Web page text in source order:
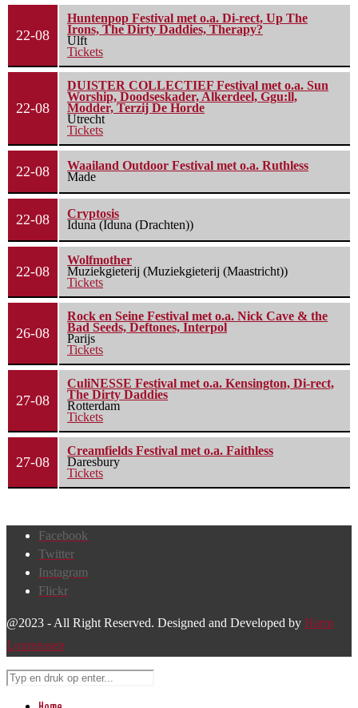
22-08
Huntenpop Festival met o.a. Di-rect, Up The
Irons, The Dirty Daddies, Therapy?
Ulft
Tickets
22-08
DUISTER COLLECTIEF Festival met o.a. Sun
Worship, Doodseskader, Alkerdeel, Ggu:ll,
Modder, Terzij De Horde
Utrecht
Tickets
22-08
Waailand Outdoor Festival met o.a. Ruthless
Made
22-08
Cryptosis
Iduna (Iduna (Drachten))
22-08
Wolfmother
Muziekgieterij (Muziekgieterij (Maastricht))
Tickets
26-08
Rock en Seine Festival met o.a. Nick Cave & the
Bad Seeds, Deftones, Interpol
Parijs
Tickets
27-08
CuliNESSE Festival met o.a. Kensington, Di-rect,
The Dirty Daddies
Rotterdam
Tickets
27-08
Creamfields Festival met o.a. Faithless
Daresbury
Tickets
Facebook
Twitter
Instagram
Flickr
@2023 - All Right Reserved. Designed and Developed by Harm
Lourenssen